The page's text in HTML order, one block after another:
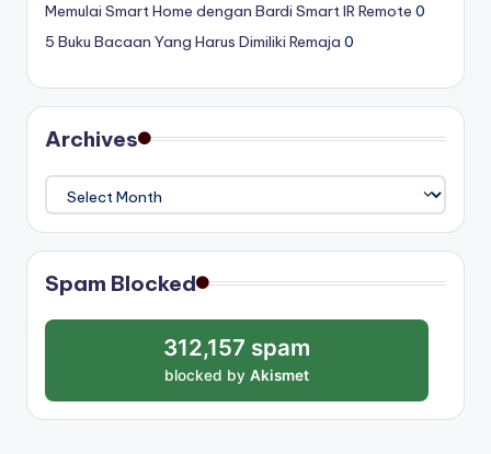
Memulai Smart Home dengan Bardi Smart IR Remote 0
5 Buku Bacaan Yang Harus Dimiliki Remaja 0
Archives
Spam Blocked
312,157 spam
blocked by Akismet